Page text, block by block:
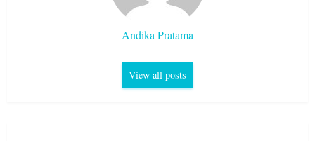
Andika Pratama
View all posts